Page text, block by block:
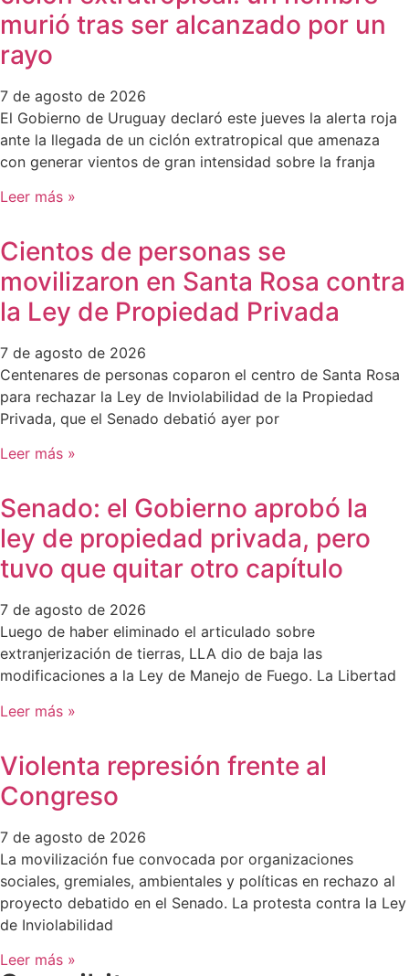
murió tras ser alcanzado por un
rayo
7 de agosto de 2026
El Gobierno de Uruguay declaró este jueves la alerta roja
ante la llegada de un ciclón extratropical que amenaza
con generar vientos de gran intensidad sobre la franja
Leer más »
Cientos de personas se
movilizaron en Santa Rosa contra
la Ley de Propiedad Privada
7 de agosto de 2026
Centenares de personas coparon el centro de Santa Rosa
para rechazar la Ley de Inviolabilidad de la Propiedad
Privada, que el Senado debatió ayer por
Leer más »
Senado: el Gobierno aprobó la
ley de propiedad privada, pero
tuvo que quitar otro capítulo
7 de agosto de 2026
Luego de haber eliminado el articulado sobre
extranjerización de tierras, LLA dio de baja las
modificaciones a la Ley de Manejo de Fuego. La Libertad
Leer más »
Violenta represión frente al
Congreso
7 de agosto de 2026
La movilización fue convocada por organizaciones
sociales, gremiales, ambientales y políticas en rechazo al
proyecto debatido en el Senado. La protesta contra la Ley
de Inviolabilidad
Leer más »